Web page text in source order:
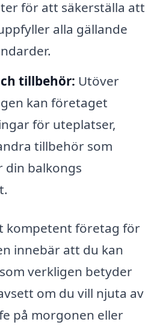
för att säkerställa att
alla gällande
tillbehör: Utöver
kan företaget
för uteplatser,
tillbehör som
balkongs
kompetent företag för
innebär att du kan
verkligen betyder
om du vill njuta av
på morgonen eller